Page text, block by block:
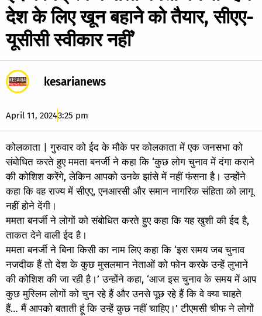
देश के लिए खून बहाने को तैयार, सीएए-
यूसीसी स्वीकार नहीं’
kesarianews
April 11, 20243:25 pm
कोलकाता | गुरुवार को ईद के मौके पर कोलकाता में एक जनसभा को
संबोधित करते हुए ममता बनर्जी ने कहा कि ‘कुछ लोग चुनाव में दंगा कराने
की कोशिश करेंगे, लेकिन आपको उनके झांसे में नहीं फंसना है। उन्होंने
कहा कि वह राज्य में सीएए, एनआरसी और समान नागरिक संहिता को लागू
नहीं होने देंगी।
ममता बनर्जी ने लोगों को संबोधित करते हुए कहा कि यह खुशी की ईद है,
ताकत देने वाली ईद है।
ममता बनर्जी ने बिना किसी का नाम लिए कहा कि ‘इस समय जब चुनाव
नजदीक हैं तो देश के कुछ मुसलमान नेताओं को फोन करके उन्हें लुभाने
की कोशिश की जा रही है।’ उन्होंने कहा, ‘आज इस चुनाव के समय में आप
कुछ मुस्लिम लोगों को चुन रहे हैं और उनसे पूछ रहे हैं कि वे क्या चाहते
हैं… मैं आपको बताती हूं कि उन्हें कुछ नहीं चाहिए।’ टीएमसी चीफ ने लोगों